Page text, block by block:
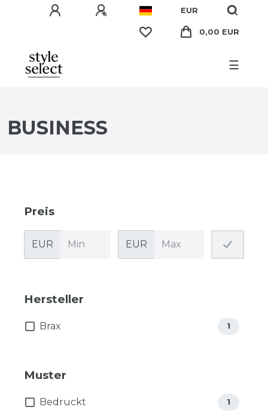
EUR
0,00 EUR
☰
BUSINESS
Preis
EUR EUR
Hersteller
Brax 1
Muster
Bedruckt 1